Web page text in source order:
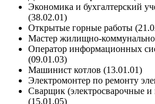
Экономика и бухгалтерский
(38.02.01)
Открытые горные работы
Мастер жилищно-
Оператор информационных
(09.01.03)
Машинист котлов (13.01.01)
Электромонтер по ремонту
Сварщик (электросварочные и
(15.01.05)